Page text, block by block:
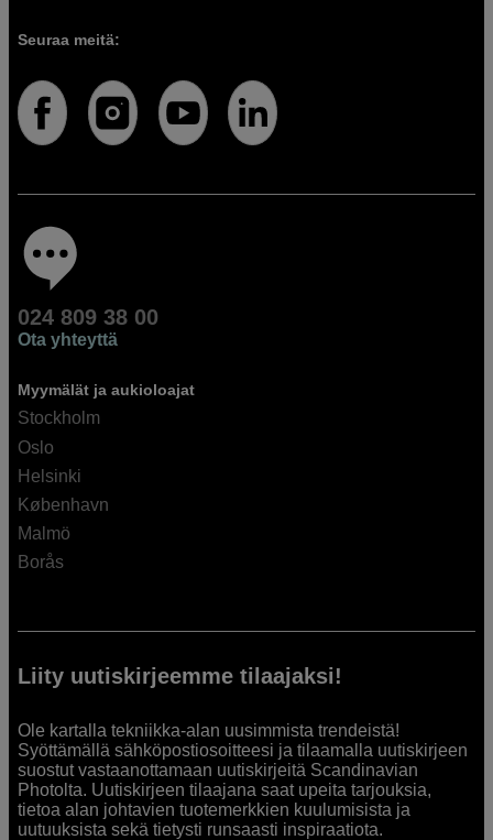
Seuraa meitä:
024 809 38 00
Ota yhteyttä
Myymälät ja aukioloajat
Stockholm
Oslo
Helsinki
København
Malmö
Borås
Liity uutiskirjeemme tilaajaksi!
Ole kartalla tekniikka-alan uusimmista trendeistä!
Syöttämällä sähköpostiosoitteesi ja tilaamalla uutiskirjeen
suostut vastaanottamaan uutiskirjeitä Scandinavian
Photolta. Uutiskirjeen tilaajana saat upeita tarjouksia,
tietoa alan johtavien tuotemerkkien kuulumisista ja
uutuuksista sekä tietysti runsaasti inspiraatiota.